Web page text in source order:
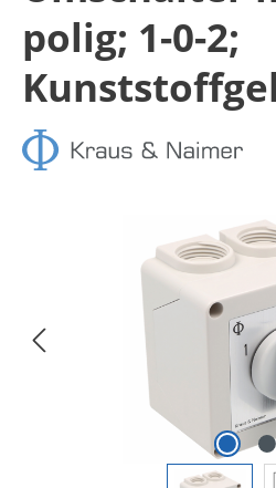
polig; 1-0-2;
Bildergalerie überspringen